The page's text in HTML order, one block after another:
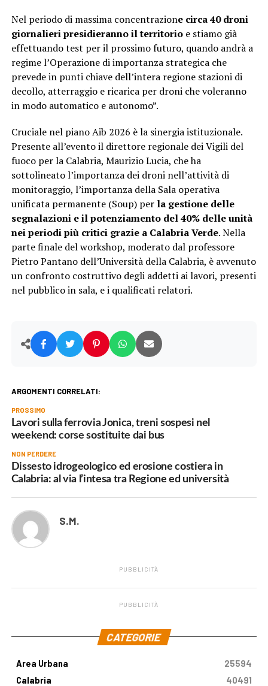
Nel periodo di massima concentrazione circa 40 droni
giornalieri presidieranno il territorioe stiamo già
effettuando test per il prossimo futuro, quando andrà a
regime l’Operazione di importanza strategica che
prevede in punti chiave dell’intera regione stazioni di
decollo, atterraggio e ricarica per droni che voleranno
in modo automatico e autonomo”.
Cruciale nel piano Aib 2026 è la sinergia istituzionale.
Presente all’evento il direttore regionale dei Vigili del
fuoco per la Calabria, Maurizio Lucia, che ha
sottolineato l’importanza dei droni nell’attività di
monitoraggio, l’importanza della Sala operativa
unificata permanente (Soup) perla gestione delle
segnalazioni e il potenziamento del 40% delle unità
nei periodi più critici grazie a Calabria Verde. Nella
parte finale del workshop, moderato dal professore
Pietro Pantano dell’Università della Calabria, è avvenuto
un confronto costruttivo degli addetti ai lavori, presenti
nel pubblico in sala, e i qualificati relatori.
ARGOMENTI CORRELATI:
PROSSIMO
Lavori sulla ferrovia Jonica, treni sospesi nel
weekend: corse sostituite dai bus
NON PERDERE
Dissesto idrogeologico ed erosione costiera in
Calabria: al via l’intesa tra Regione ed università
S.M.
PUBBLICITÀ
PUBBLICITÀ
CATEGORIE
Area Urbana
25594
Calabria
40491